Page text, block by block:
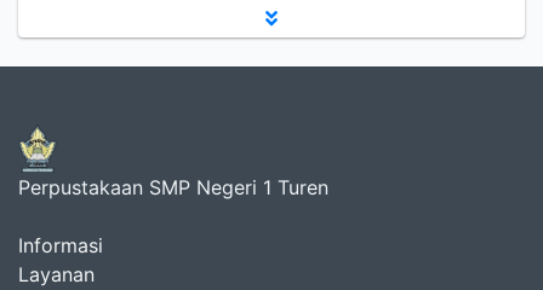
Perpustakaan SMP Negeri 1 Turen
Informasi
Layanan